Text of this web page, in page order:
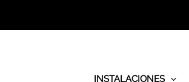
INSTALACIONES